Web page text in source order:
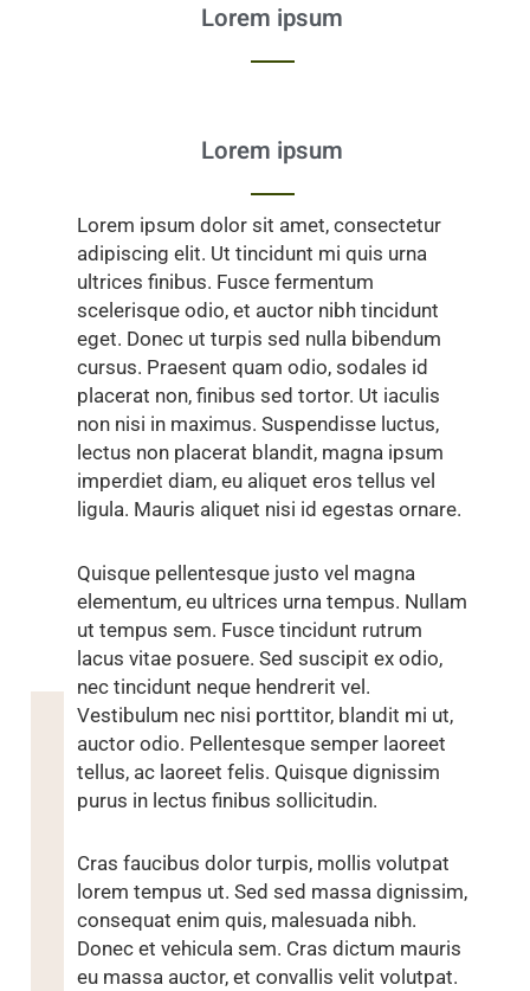
Lorem ipsum
Lorem ipsum
Lorem ipsum dolor sit amet, consectetur
adipiscing elit. Ut tincidunt mi quis urna
ultrices finibus. Fusce fermentum
scelerisque odio, et auctor nibh tincidunt
eget. Donec ut turpis sed nulla bibendum
cursus. Praesent quam odio, sodales id
placerat non, finibus sed tortor. Ut iaculis
non nisi in maximus. Suspendisse luctus,
lectus non placerat blandit, magna ipsum
imperdiet diam, eu aliquet eros tellus vel
ligula. Mauris aliquet nisi id egestas ornare.
Quisque pellentesque justo vel magna
elementum, eu ultrices urna tempus. Nullam
ut tempus sem. Fusce tincidunt rutrum
lacus vitae posuere. Sed suscipit ex odio,
nec tincidunt neque hendrerit vel.
Vestibulum nec nisi porttitor, blandit mi ut,
auctor odio. Pellentesque semper laoreet
tellus, ac laoreet felis. Quisque dignissim
purus in lectus finibus sollicitudin.
Cras faucibus dolor turpis, mollis volutpat
lorem tempus ut. Sed sed massa dignissim,
consequat enim quis, malesuada nibh.
Donec et vehicula sem. Cras dictum mauris
eu massa auctor, et convallis velit volutpat.